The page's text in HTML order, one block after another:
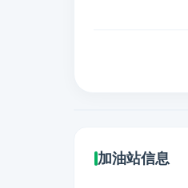
加油站信息